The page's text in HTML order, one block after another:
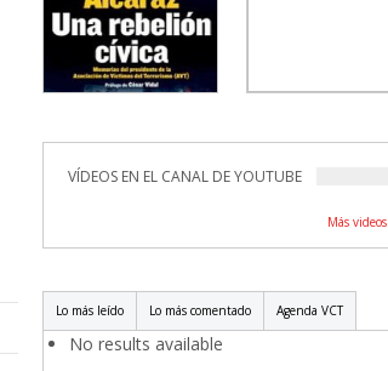
VÍDEOS EN EL CANAL DE YOUTUBE
Más videos
Lo más leído Lo más comentado Agenda VCT
No results available